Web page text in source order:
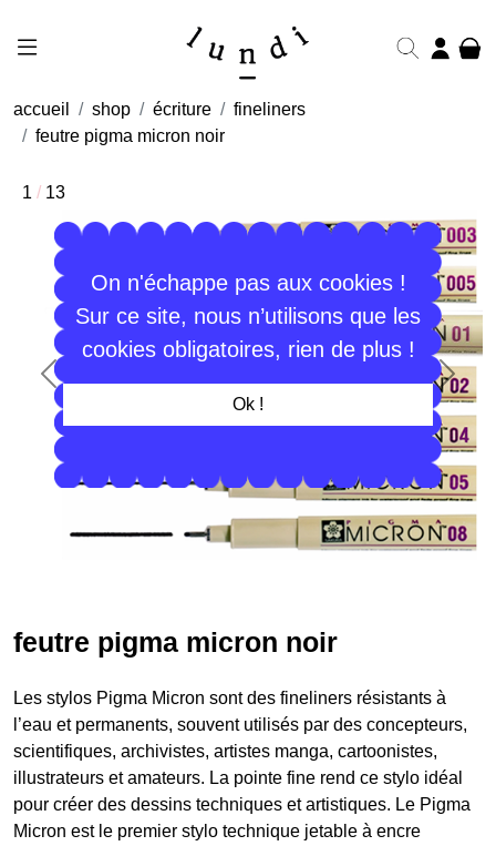
On n'échappe pas aux cookies !
Sur ce site, nous n’utilisons que les
cookies obligatoires, rien de plus !
Ok !
accueil shop écriture
fineliners
feutre pigma micron noir
1 / 13
Précédent
feutre pigma micron noir
Les stylos Pigma Micron sont des fineliners résistants à
l’eau et permanents, souvent utilisés par des concepteurs,
scientifiques, archivistes, artistes manga, cartoonistes,
illustrateurs et amateurs. La pointe fine rend ce stylo idéal
pour créer des dessins techniques et artistiques. Le Pigma
Micron est le premier stylo technique jetable à encre